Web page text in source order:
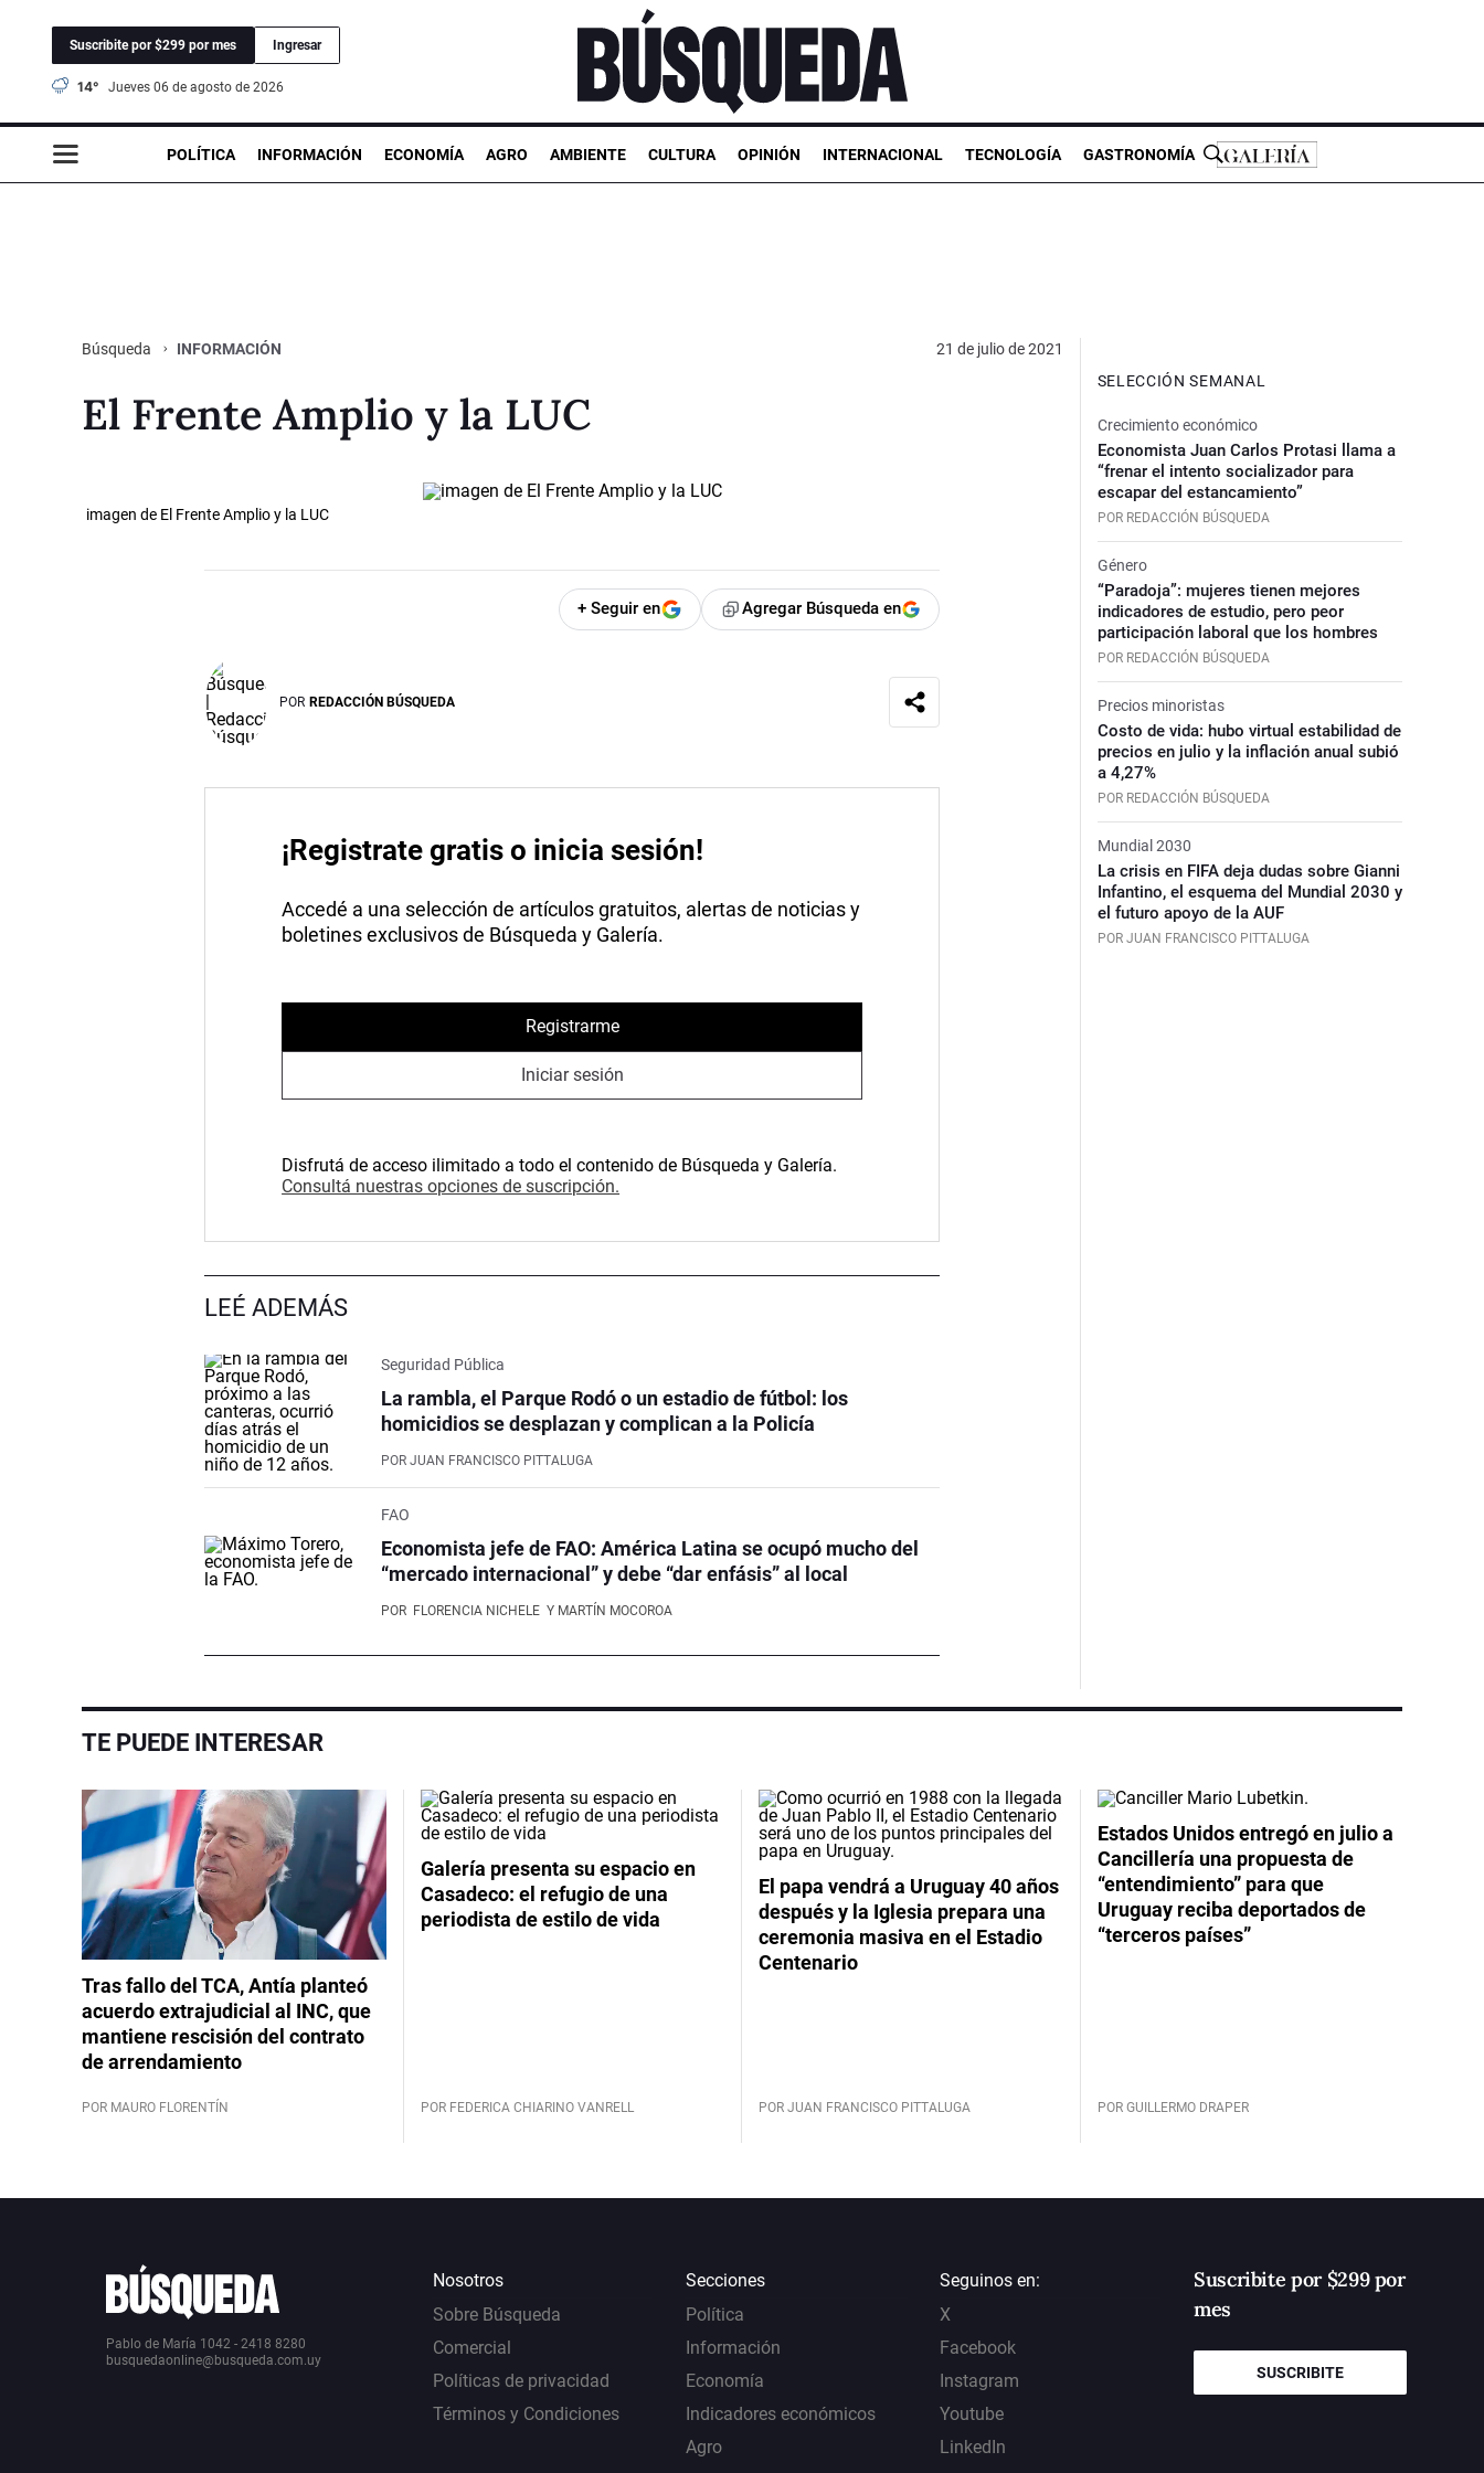
Suscribite por $299 por mes Ingresar
14° jueves 06 de agosto de 2026
POLÍTICA INFORMACIÓN ECONOMÍA AGRO AMBIENTE CULTURA OPINIÓN INTERNACIONAL TECNOLOGÍA GASTRONOMÍA
Búsqueda INFORMACIÓN 21 de julio de 2021
El Frente Amplio y la LUC
imagen de El Frente Amplio y la LUC
+ Seguir en Agregar Búsqueda en
POR REDACCIÓN BÚSQUEDA
¡Registrate gratis o inicia sesión!
Accedé a una selección de artículos gratuitos, alertas de noticias y
boletines exclusivos de Búsqueda y Galería.
Registrarme
Iniciar sesión
Disfrutá de acceso ilimitado a todo el contenido de Búsqueda y Galería.
Consultá nuestras opciones de suscripción.
LEÉ ADEMÁS
Seguridad Pública
La rambla, el Parque Rodó o un estadio de fútbol: los
homicidios se desplazan y complican a la Policía
POR JUAN FRANCISCO PITTALUGA
FAO
Economista jefe de FAO: América Latina se ocupó mucho del
“mercado internacional” y debe “dar enfásis” al local
POR FLORENCIA NICHELE Y MARTÍN MOCOROA
SELECCIÓN SEMANAL
Crecimiento económico
Economista Juan Carlos Protasi llama a
“frenar el intento socializador para
escapar del estancamiento”
POR REDACCIÓN BÚSQUEDA
Género
“Paradoja”: mujeres tienen mejores
indicadores de estudio, pero peor
participación laboral que los hombres
POR REDACCIÓN BÚSQUEDA
Precios minoristas
Costo de vida: hubo virtual estabilidad de
precios en julio y la inflación anual subió
a 4,27%
POR REDACCIÓN BÚSQUEDA
Mundial 2030
La crisis en FIFA deja dudas sobre Gianni
Infantino, el esquema del Mundial 2030 y
el futuro apoyo de la AUF
POR JUAN FRANCISCO PITTALUGA
TE PUEDE INTERESAR
Tras fallo del TCA, Antía planteó
acuerdo extrajudicial al INC, que
mantiene rescisión del contrato
de arrendamiento
POR MAURO FLORENTÍN
Galería presenta su espacio en
Casadeco: el refugio de una
periodista de estilo de vida
POR FEDERICA CHIARINO VANRELL
El papa vendrá a Uruguay 40 años
después y la Iglesia prepara una
ceremonia masiva en el Estadio
Centenario
POR JUAN FRANCISCO PITTALUGA
Estados Unidos entregó en julio a
Cancillería una propuesta de
“entendimiento” para que
Uruguay reciba deportados de
“terceros países”
POR GUILLERMO DRAPER
Pablo de María 1042 - 2418 8280
busquedaonline@busqueda.com.uy
Nosotros
Sobre Búsqueda
Comercial
Políticas de privacidad
Términos y Condiciones
Secciones
Política
Información
Economía
Indicadores económicos
Agro
Seguinos en:
X
Facebook
Instagram
Youtube
LinkedIn
Suscribite por $299 por
mes
SUSCRIBITE